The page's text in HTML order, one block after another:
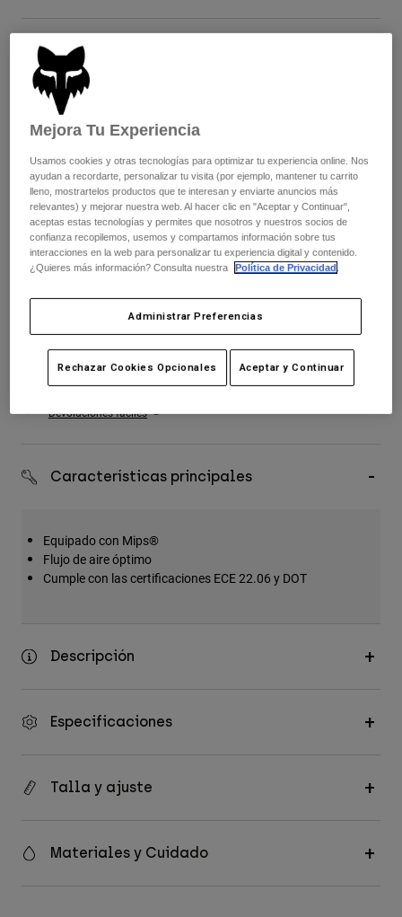
Explorar MTB
Product Help
Guía de Equipamiento de MTB
Guía de cuidado de cascos
Product Help
Guía de Equipamiento de Moto
Guía de cuidado de las botas
Sudaderas
Ver todo
Gorras y Gorros
Bolsas y Mochilas
Calcetines
Stickers
Otros Accesorios
Calcetines
Ver todo
Ropa Casual
Tops
Sudaderas
Chaquetas
Pantalones
Accesorios
Bolsas y Mochilas
Ver todo
Cuadro de tallas
XS
Color -
Devoluciones fáciles
Características principales
Equipado con Mips®
Flujo de aire óptimo
Cumple con las certificaciones ECE 22.06 y DOT
Descripción
Especificaciones
Talla y ajuste
Materiales y Cuidado
Mejora Tu Experiencia
Usamos cookies y otras tecnologías para optimizar tu experiencia online. Nos
ayudan a recordarte, personalizar tu visita (por ejemplo, mantener tu carrito
lleno, mostrartelos productos que te interesan y enviarte anuncios más
relevantes) y mejorar nuestra web. Al hacer clic en "Aceptar y Continuar",
aceptas estas tecnologías y permites que nosotros y nuestros socios de
confianza recopilemos, usemos y compartamos información sobre tus
interacciones en la web para personalizar tu experiencia digital y contenido.
¿Quieres más información? Consulta nuestra
Política de Privacidad
Administrar Preferencias
Rechazar Cookies Opcionales Aceptar y Continuar